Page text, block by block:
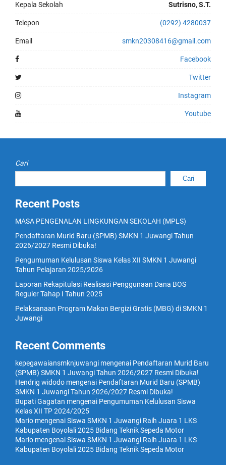
Kepala Sekolah Sutrisno, S.T.
Telepon (0292) 4280037
Email smkn20308416@gmail.com
Facebook
Twitter
Instagram
Youtube
Cari
Cari
Recent Posts
MASA PENGENALAN LINGKUNGAN SEKOLAH (MPLS)
Pendaftaran Murid Baru (SPMB) SMKN 1 Juwangi Tahun
2026/2027 Resmi Dibuka!
Pengumuman Kelulusan Siswa Kelas XII SMKN 1 Juwangi
Tahun Pelajaran 2025/2026
Laporan Rekapitulasi Realisasi Penggunaan Dana BOS
Reguler Tahap I Tahun 2025
Pelaksanaan Program Makan Bergizi Gratis (MBG) di SMKN 1
Juwangi
Recent Comments
kepegawaiansmknjuwangi mengenai Pendaftaran Murid Baru
(SPMB) SMKN 1 Juwangi Tahun 2026/2027 Resmi Dibuka!
Hendrig widodo mengenai Pendaftaran Murid Baru (SPMB)
SMKN 1 Juwangi Tahun 2026/2027 Resmi Dibuka!
Bupati Gagatan mengenai Pengumuman Kelulusan Siswa
Kelas XII TP 2024/2025
Mario mengenaiSiswa SMKN 1 Juwangi Raih Juara 1 LKS
Kabupaten Boyolali 2025 Bidang Teknik Sepeda Motor
Mario mengenaiSiswa SMKN 1 Juwangi Raih Juara 1 LKS
Kabupaten Boyolali 2025 Bidang Teknik Sepeda Motor